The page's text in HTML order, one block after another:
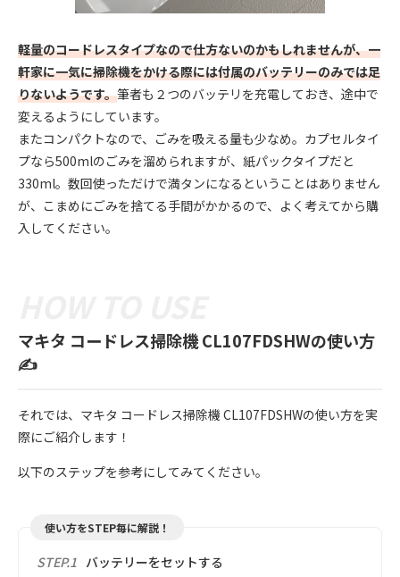
軽量のコードレスタイプなので仕方ないのかもしれませんが、一
軒家に一気に掃除機をかける際には付属のバッテリーのみでは足
りないようです。筆者も２つのバッテリを充電しておき、途中で
変えるようにしています。
またコンパクトなので、ごみを吸える量も少なめ。カプセルタイ
プなら500mlのごみを溜められますが、紙パックタイプだと
330ml。数回使っただけで満タンになるということはありません
が、こまめにごみを捨てる手間がかかるので、よく考えてから購
入してください。
マキタ コードレス掃除機 CL107FDSHWの使い方
✍️
それでは、マキタ コードレス掃除機 CL107FDSHWの使い方を実
際にご紹介します！
以下のステップを参考にしてみてください。
使い方をSTEP毎に解説！
STEP.1 バッテリーをセットする